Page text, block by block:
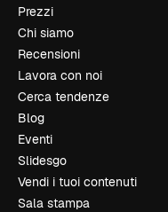
Prezzi
Chi siamo
Recensioni
Lavora con noi
Cerca tendenze
Blog
Eventi
Slidesgo
Vendi i tuoi contenuti
Sala stampa